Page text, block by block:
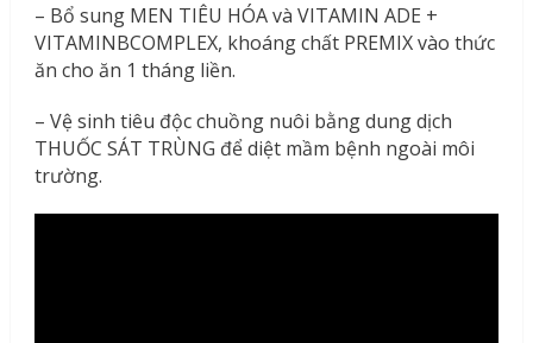
– Bổ sung MEN TIÊU HÓA và VITAMIN ADE +
VITAMINBCOMPLEX, khoáng chất PREMIX vào thức
ăn cho ăn 1 tháng liền.
– Vệ sinh tiêu độc chuồng nuôi bằng dung dịch
THUỐC SÁT TRÙNG để diệt mầm bệnh ngoài môi
trường.